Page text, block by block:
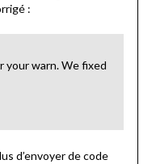
:
your warn. We fixed
d’envoyer de code